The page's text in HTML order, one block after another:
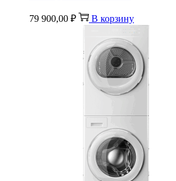
79 900,00 ₽ В корзину